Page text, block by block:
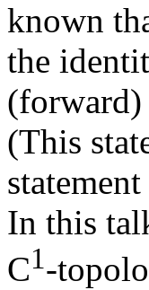
known
the
(forward)
(This
In this
C1-